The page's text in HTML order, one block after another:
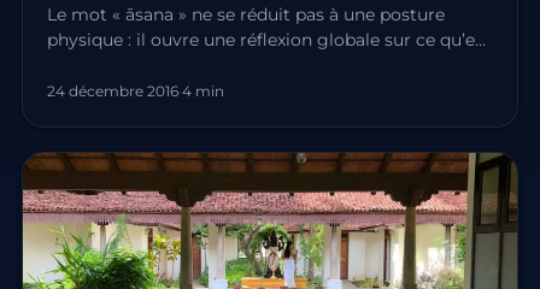
Le mot « āsana » ne se réduit pas à une posture
physique : il ouvre une réflexion globale sur ce qu’est
24 décembre 2016·4 min